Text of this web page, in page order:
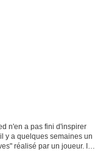
n'en a pas fini d'inspirer
y a quelques semaines un
réalisé par un joueur. Il